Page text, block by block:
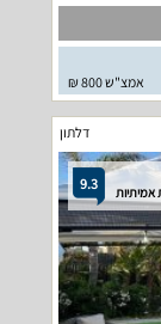
אמצ"ש 800 ₪
דלתון
9.3